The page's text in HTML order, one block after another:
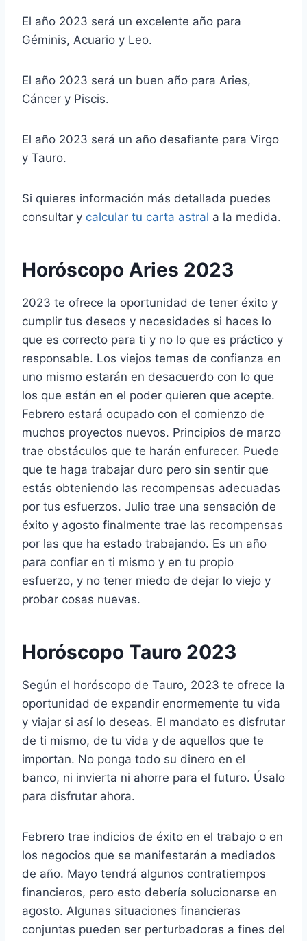
El año 2023 será un excelente año para
Géminis, Acuario y Leo.
El año 2023 será un buen año para Aries,
Cáncer y Piscis.
El año 2023 será un año desafiante para Virgo
y Tauro.
Si quieres información más detallada puedes
consultar y calcular tu carta astral a la medida.
Horóscopo Aries 2023
2023 te ofrece la oportunidad de tener éxito y
cumplir tus deseos y necesidades si haces lo
que es correcto para ti y no lo que es práctico y
responsable. Los viejos temas de confianza en
uno mismo estarán en desacuerdo con lo que
los que están en el poder quieren que acepte.
Febrero estará ocupado con el comienzo de
muchos proyectos nuevos. Principios de marzo
trae obstáculos que te harán enfurecer. Puede
que te haga trabajar duro pero sin sentir que
estás obteniendo las recompensas adecuadas
por tus esfuerzos. Julio trae una sensación de
éxito y agosto finalmente trae las recompensas
por las que ha estado trabajando. Es un año
para confiar en ti mismo y en tu propio
esfuerzo, y no tener miedo de dejar lo viejo y
probar cosas nuevas.
Horóscopo Tauro 2023
Según el horóscopo de Tauro, 2023 te ofrece la
oportunidad de expandir enormemente tu vida
y viajar si así lo deseas. El mandato es disfrutar
de ti mismo, de tu vida y de aquellos que te
importan. No ponga todo su dinero en el
banco, ni invierta ni ahorre para el futuro. Úsalo
para disfrutar ahora.
Febrero trae indicios de éxito en el trabajo o en
los negocios que se manifestarán a mediados
de año. Mayo tendrá algunos contratiempos
financieros, pero esto debería solucionarse en
agosto. Algunas situaciones financieras
conjuntas pueden ser perturbadoras a fines del